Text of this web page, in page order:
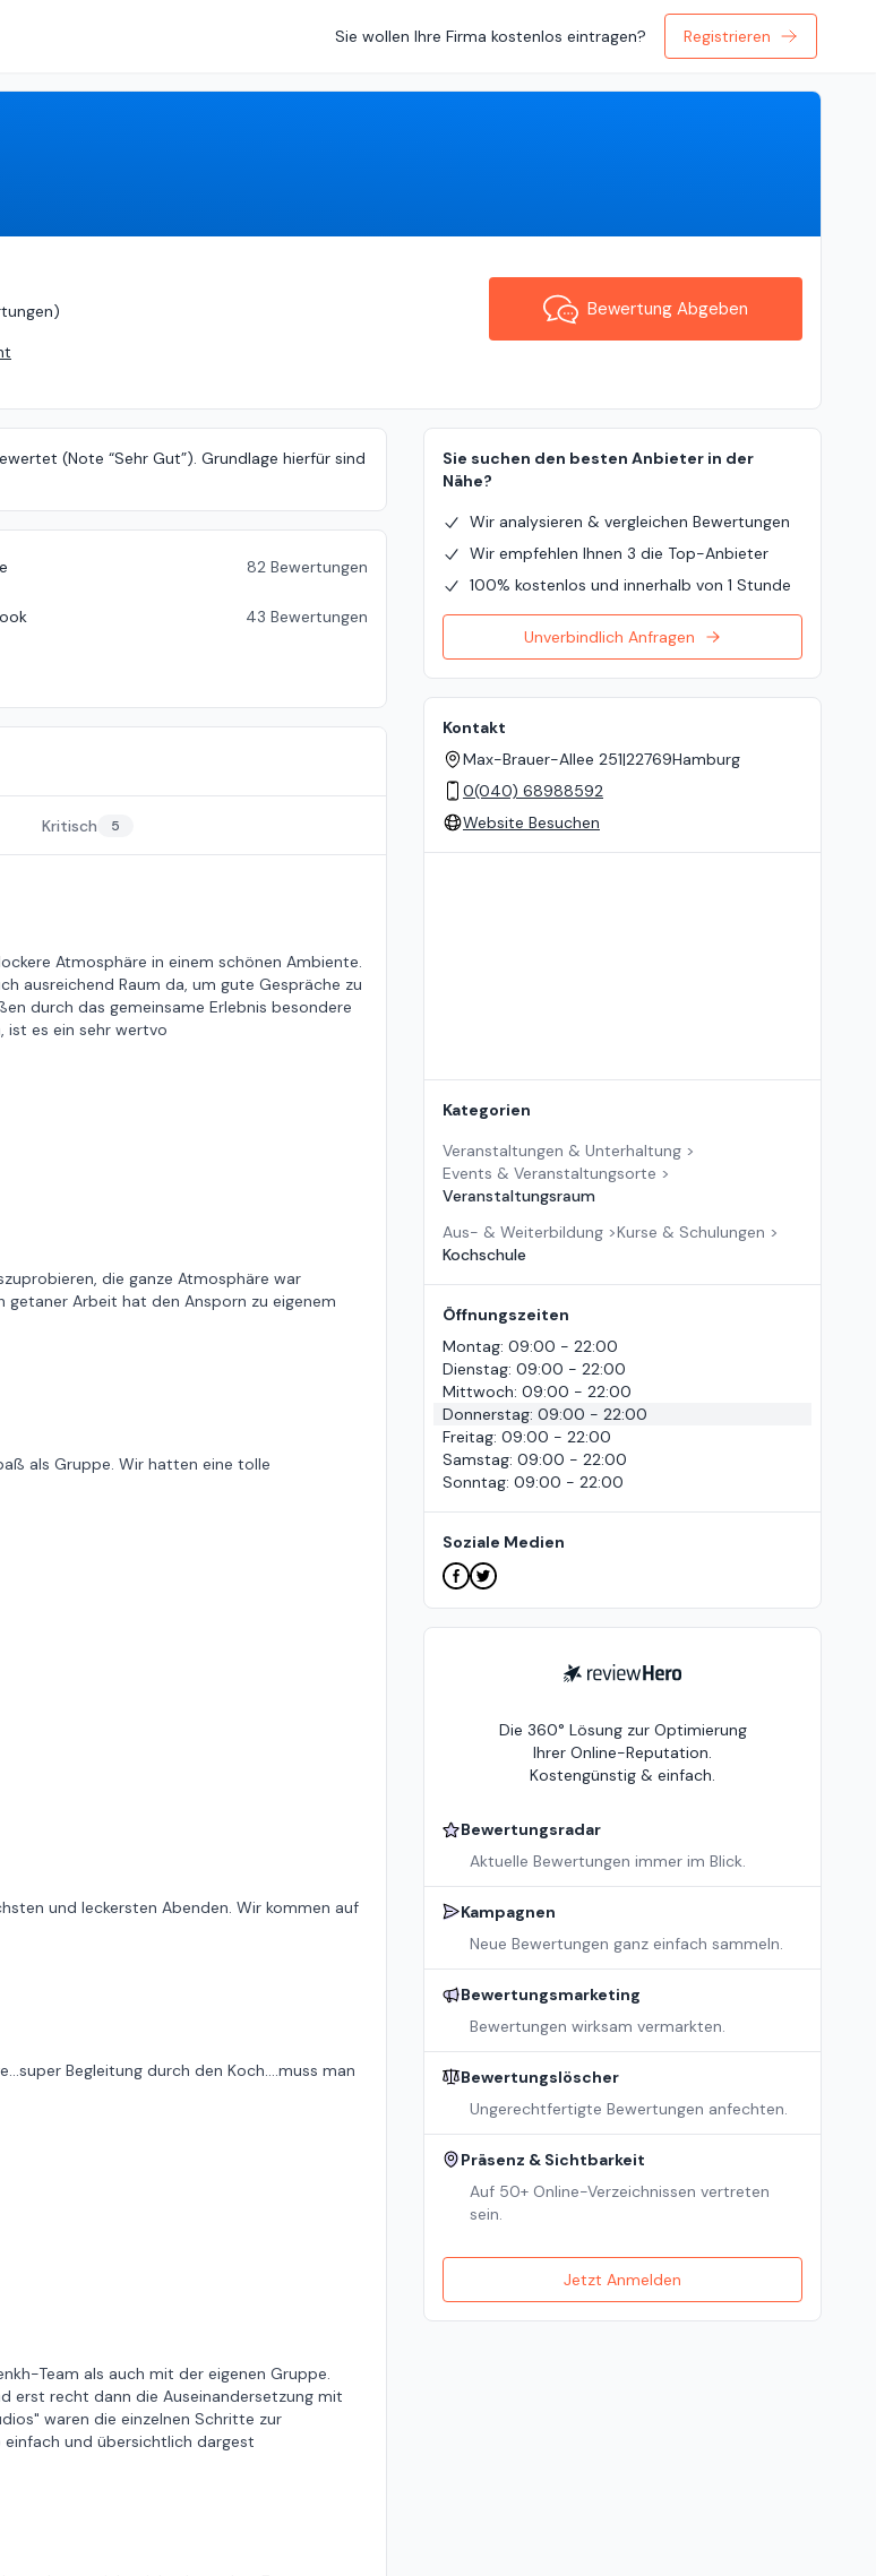
Sie wollen Ihre Firma kostenlos eintragen? Registrieren
)
Bewertung Abgeben
(Note “Sehr Gut”). Grundlage hierfür sind
82 Bewertungen
43 Bewertungen
Kritisch 5
Atmosphäre in einem schönen Ambiente.
ausreichend Raum da, um gute Gespräche zu
durch das gemeinsame Erlebnis besondere
ist es ein sehr wertvo
die ganze Atmosphäre war
getaner Arbeit hat den Ansporn zu eigenem
als Gruppe. Wir hatten eine tolle
und leckersten Abenden. Wir kommen auf
Begleitung durch den Koch....muss man
Team als auch mit der eigenen Gruppe.
erst recht dann die Auseinandersetzung mit
waren die einzelnen Schritte zur
und übersichtlich dargest
Sie suchen den besten Anbieter in der
Nähe?
Wir analysieren & vergleichen Bewertungen
Wir empfehlen Ihnen 3 die Top-Anbieter
100% kostenlos und innerhalb von 1 Stunde
Unverbindlich Anfragen
Kontakt
Max-Brauer-Allee 251|22769Hamburg
0(040) 68988592
Website Besuchen
Kategorien
Veranstaltungen & Unterhaltung >
Events & Veranstaltungsorte >
Veranstaltungsraum
Aus- & Weiterbildung >Kurse & Schulungen >
Kochschule
Öffnungszeiten
Montag: 09:00 - 22:00
Dienstag: 09:00 - 22:00
Mittwoch: 09:00 - 22:00
Donnerstag: 09:00 - 22:00
Freitag: 09:00 - 22:00
Samstag: 09:00 - 22:00
Sonntag: 09:00 - 22:00
Soziale Medien
ReviewHero
Die 360° Lösung zur Optimierung
Ihrer Online-Reputation.
Kostengünstig & einfach.
Bewertungsradar
Aktuelle Bewertungen immer im Blick.
Kampagnen
Neue Bewertungen ganz einfach sammeln.
Bewertungsmarketing
Bewertungen wirksam vermarkten.
Bewertungslöscher
Ungerechtfertigte Bewertungen anfechten.
Präsenz & Sichtbarkeit
Auf 50+ Online-Verzeichnissen vertreten
sein.
Jetzt Anmelden